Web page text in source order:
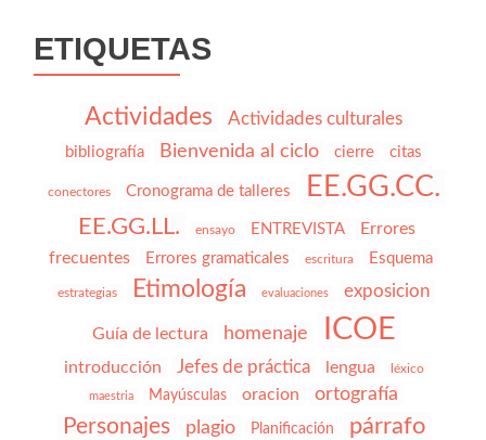
ETIQUETAS
Actividades Actividades culturales
bibliografía Bienvenida al ciclo cierre citas
conectores Cronograma de talleres EE.GG.CC.
EE.GG.LL. ensayo ENTREVISTA
Errores
frecuentes
Errores gramaticales escritura Esquema
estrategias Etimología evaluaciones exposicion
Guía de lectura homenaje ICOE
introducción Jefes de práctica lengua léxico
maestria Mayúsculas oracion ortografía
Personajes plagio Planificación párrafo